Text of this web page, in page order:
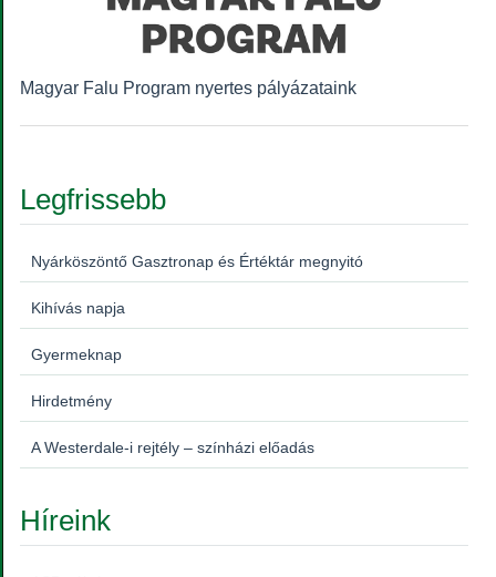
Magyar Falu Program nyertes pályázataink
Legfrissebb
Nyárköszöntő Gasztronap és Értéktár megnyitó
Kihívás napja
Gyermeknap
Hirdetmény
A Westerdale-i rejtély – színházi előadás
Híreink